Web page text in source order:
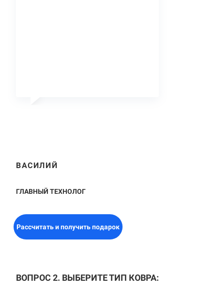
ВАСИЛИЙ
ГЛАВНЫЙ ТЕХНОЛОГ
Рассчитать и получить подарок
ВОПРОС 2. ВЫБЕРИТЕ ТИП КОВРА: